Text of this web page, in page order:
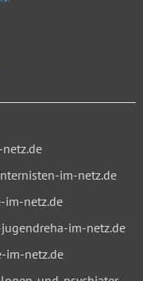
im-netz.de
im-netz.de
im-netz.de
im-netz.de